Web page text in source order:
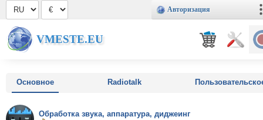
Авторизация
VMESTE.EU
Основное Radiotalk
Обработка звука, аппаратура, диджеинг